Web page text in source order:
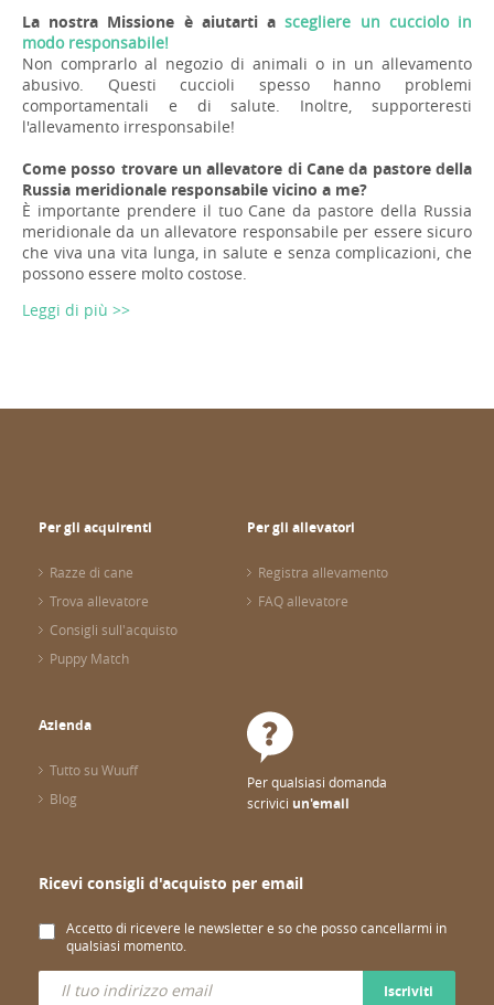
La nostra Missione è aiutarti ascegliere un cucciolo in
modo responsabile!
Non comprarlo al negozio di animali o in un allevamento
abusivo. Questi cuccioli spesso hanno problemi
comportamentali e di salute. Inoltre, supporteresti
l'allevamento irresponsabile!
Come posso trovare un allevatore di Cane da pastore della
Russia meridionale responsabile vicino a me?
È importante prendere il tuo Cane da pastore della Russia
meridionale da un allevatore responsabile per essere sicuro
che viva una vita lunga, in salute e senza complicazioni, che
possono essere molto costose.
Leggi di più >>
Per gli acquirenti
Razze di cane
Trova allevatore
Consigli sull'acquisto
Puppy Match
Per gli allevatori
Registra allevamento
FAQ allevatore
Azienda
Tutto su Wuuff
Blog
Per qualsiasi domanda
scrivici un'email
Ricevi consigli d'acquisto per email
Accetto di ricevere le newsletter e so che posso cancellarmi in
qualsiasi momento.
Iscriviti